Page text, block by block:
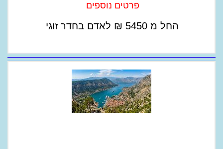
פרטים נוספים
החל מ 5450
₪ לאדם בחדר זוגי